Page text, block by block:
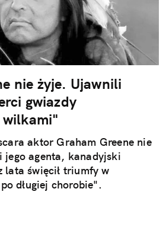
nie żyje. Ujawnili
gwiazdy
wilkami"
aktor Graham Greene nie
jego agenta, kanadyjski
święcił triumfy w
długiej chorobie".